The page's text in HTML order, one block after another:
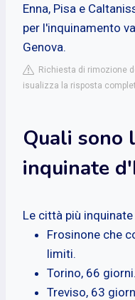
Enna, Pisa e
per l'inquinamento
Genova.
Richiesta di rimozione
isualizza la risposta
Quali sono
inquinate
Le città più
Frosinone che
limiti.
Torino, 66 giorni.
Treviso, 63